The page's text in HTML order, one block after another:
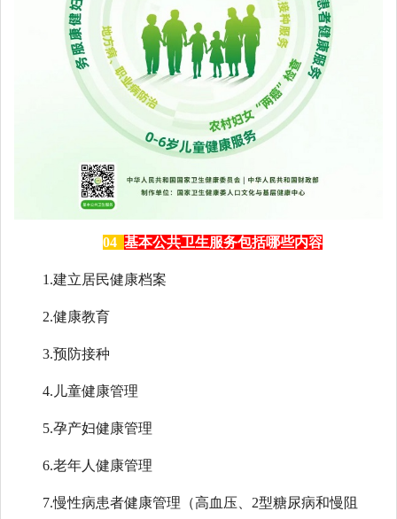
04 基本公共卫生服务包括哪些内容
1.建立居民健康档案
2.健康教育
3.预防接种
4.儿童健康管理
5.孕产妇健康管理
6.老年人健康管理
7.慢性病患者健康管理（高血压、2型糖尿病和慢阻